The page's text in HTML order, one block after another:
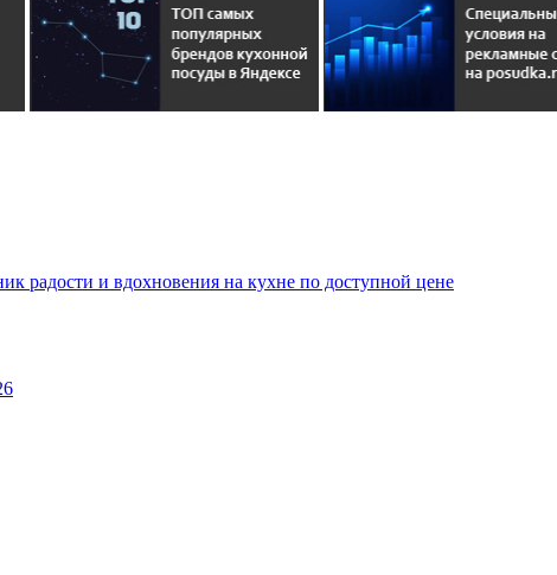
и вдохновения на кухне по доступной цене